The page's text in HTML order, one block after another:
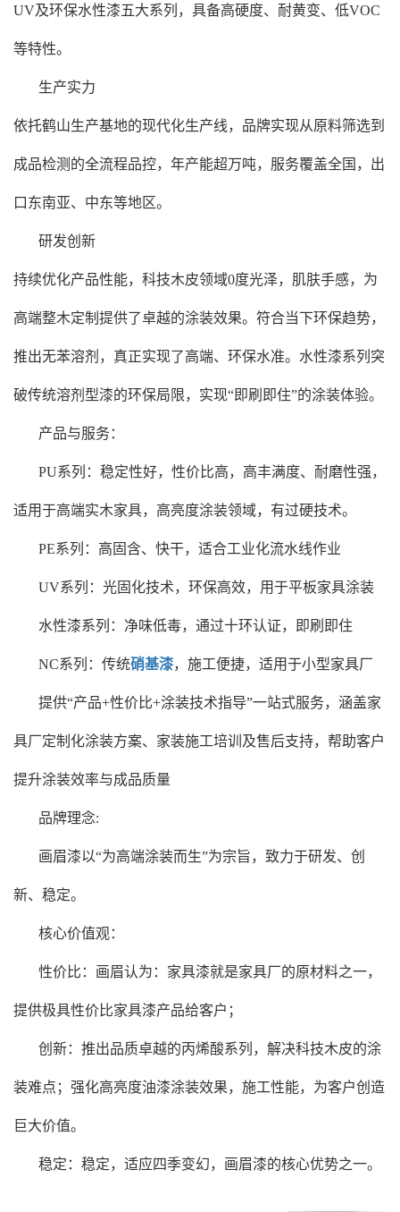
UV及环保水性漆五大系列，具备高硬度、耐黄变、低VOC
等特性。
‌生产实力‌
依托鹤山生产基地的现代化生产线，品牌实现从原料筛选到
成品检测的全流程品控，年产能超万吨，服务覆盖全国，出
口东南亚、中东等地区。
‌研发创新‌
持续优化产品性能，科技木皮领域0度光泽，肌肤手感，为
高端整木定制提供了卓越的涂装效果。符合当下环保趋势，
推出无苯溶剂，真正实现了高端、环保水准。水性漆系列突
破传统溶剂型漆的环保局限，实现“即刷即住”的涂装体验。
产品与服务‌‌：
‌PU系列‌：稳定性好，性价比高，高丰满度、耐磨性强，
适用于高端实木家具，高亮度涂装领域，有过硬技术。
‌PE系列‌：高固含、快干，适合工业化流水线作业
‌UV系列‌：光固化技术，环保高效，用于平板家具涂装
‌水性漆系列‌：净味低毒，通过十环认证，即刷即住
‌NC系列‌：传统硝基漆，施工便捷，适用于小型家具厂
提供“产品+性价比+涂装技术指导”一站式服务，涵盖家
具厂定制化涂装方案、家装施工培训及售后支持，帮助客户
提升涂装效率与成品质量
‌品牌理念:
画眉漆以“为高端涂装而生”为宗旨，致力于研发、创
新、稳定。
‌核心价值观‌：
性价比：画眉认为：家具漆就是家具厂的原材料之一，
提供极具性价比家具漆产品给客户；
创新：推出品质卓越的丙烯酸系列，解决科技木皮的涂
装难点；强化高亮度油漆涂装效果，施工性能，为客户创造
巨大价值。
稳定：稳定，适应四季变幻，画眉漆的核心优势之一。